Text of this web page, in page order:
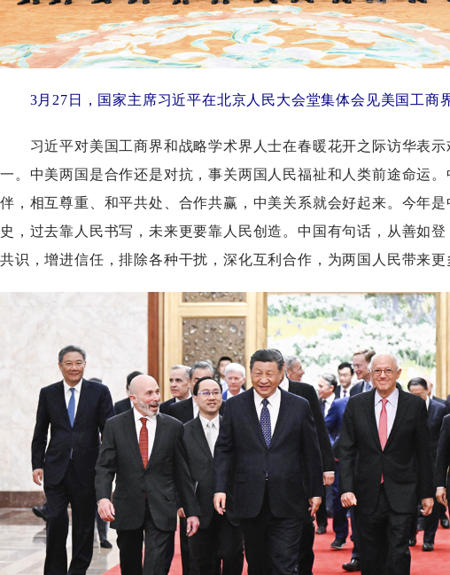
3月27日，国家主席习近平在北京人民大会堂集体会见美国工商
习近平对美国工商界和战略学术界人士在春暖花开之际访华表示
一。中美两国是合作还是对抗，事关两国人民福祉和人类前途命运
伴，相互尊重、和平共处、合作共赢，中美关系就会好起来。今年
史，过去靠人民书写，未来更要靠人民创造。中国有句话，从善如
共识，增进信任，排除各种干扰，深化互利合作，为两国人民带来